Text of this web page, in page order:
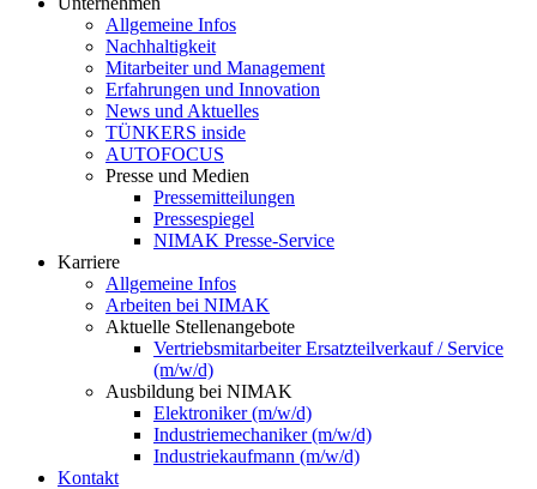
Allgemeine Infos
Nachhaltigkeit
Mitarbeiter und Management
Erfahrungen und Innovation
News und Aktuelles
TÜNKERS inside
AUTOFOCUS
Presse und Medien
Pressemitteilungen
Pressespiegel
NIMAK Presse-Service
Karriere
Allgemeine Infos
Arbeiten bei NIMAK
Aktuelle Stellenangebote
Vertriebsmitarbeiter Ersatzteilverkauf / Service
(m/w/d)
Ausbildung bei NIMAK
Elektroniker (m/w/d)
Industriemechaniker (m/w/d)
Industriekaufmann (m/w/d)
Kontakt